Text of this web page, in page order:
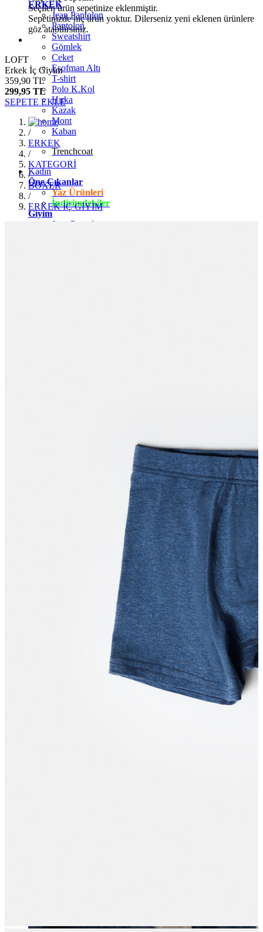
ERKEK
Jean Pantolon
Pantolon
Sweatshirt
Gömlek
Ceket
Eşofman Altı
T-shirt
Polo K.Kol
Hırka
Kazak
Mont
Kaban
Trenchcoat
Kadın
Öne Çıkanlar
Yaz Ürünleri
İndirimdekiler
Giyim
Jean Pantolon
Seçilen ürün sepetinize eklenmiştir.
Sepetinizde hiç ürün yoktur. Dilerseniz yeni eklenen ürünlere
göz atabilirsiniz.
LOFT
Erkek İç Giyim
359,90 TL
299,95 TL
SEPETE EKLE
/
ERKEK
/
KATEGORİ
/
BOXER
/
ERKEK İÇ GİYİM